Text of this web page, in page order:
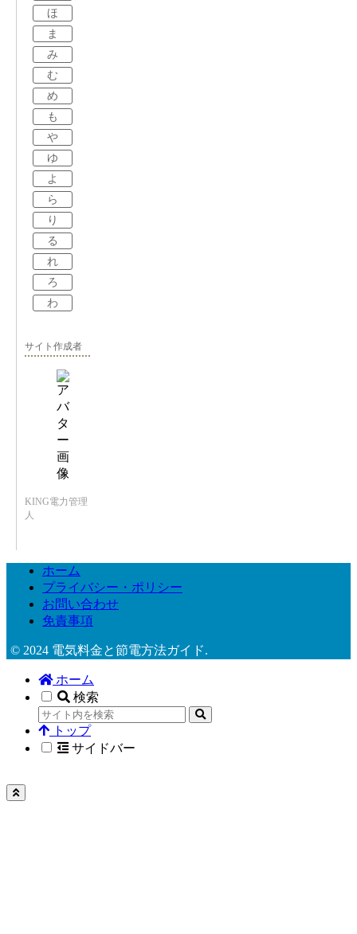
ほ
ま
み
む
め
も
や
ゆ
よ
ら
り
る
れ
ろ
わ
サイト作成者
KING電力管理
人
ホーム
プライバシー・ポリシー
お問い合わせ
免責事項
© 2024 電気料金と節電方法ガイド.
ホーム
検索
トップ
サイドバー